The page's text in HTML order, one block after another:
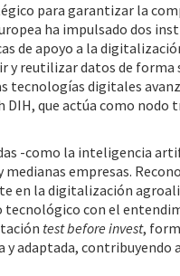
para garantizar la
ha impulsado dos
de apoyo a la
reutilizar datos de forma
tecnologías digitales
que actúa como
-como la inteligencia
empresas.
en la digitalización
con el
test before invest,
adaptada,